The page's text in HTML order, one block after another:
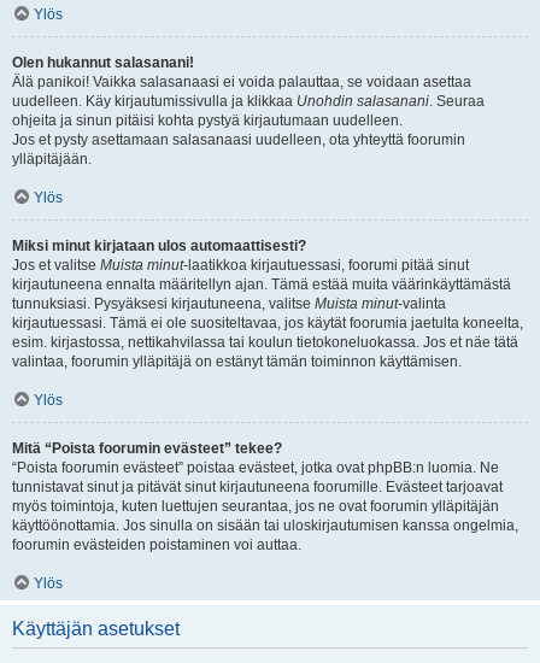
Ylös
Olen hukannut salasanani!
Älä panikoi! Vaikka salasanaasi ei voida palauttaa, se voidaan asettaa
uudelleen. Käy kirjautumissivulla ja klikkaa Unohdin salasanani. Seuraa
ohjeita ja sinun pitäisi kohta pystyä kirjautumaan uudelleen.
Jos et pysty asettamaan salasanaasi uudelleen, ota yhteyttä foorumin
ylläpitäjään.
Ylös
Miksi minut kirjataan ulos automaattisesti?
Jos et valitse Muista minut-laatikkoa kirjautuessasi, foorumi pitää sinut
kirjautuneena ennalta määritellyn ajan. Tämä estää muita väärinkäyttämästä
tunnuksiasi. Pysyäksesi kirjautuneena, valitse Muista minut-valinta
kirjautuessasi. Tämä ei ole suositeltavaa, jos käytät foorumia jaetulta koneelta,
esim. kirjastossa, nettikahvilassa tai koulun tietokoneluokassa. Jos et näe tätä
valintaa, foorumin ylläpitäjä on estänyt tämän toiminnon käyttämisen.
Ylös
Mitä “Poista foorumin evästeet” tekee?
“Poista foorumin evästeet” poistaa evästeet, jotka ovat phpBB:n luomia. Ne
tunnistavat sinut ja pitävät sinut kirjautuneena foorumille. Evästeet tarjoavat
myös toimintoja, kuten luettujen seurantaa, jos ne ovat foorumin ylläpitäjän
käyttöönottamia. Jos sinulla on sisään tai uloskirjautumisen kanssa ongelmia,
foorumin evästeiden poistaminen voi auttaa.
Ylös
Käyttäjän asetukset